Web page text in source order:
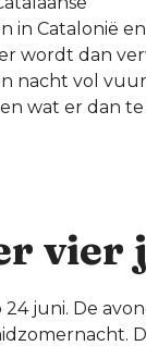
in Catalonië
wordt dan
nacht vol
wat er dan te
vier
juni. De